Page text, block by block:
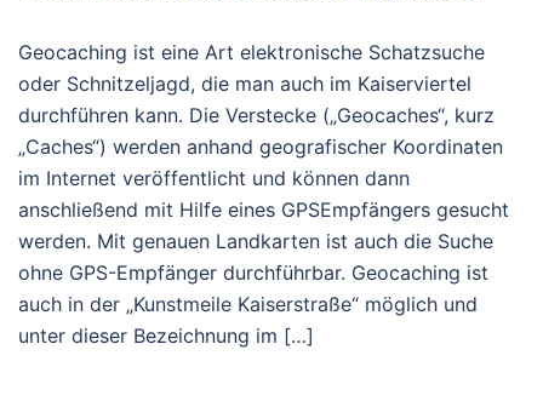
Geocaching ist eine Art elektronische Schatzsuche
oder Schnitzeljagd, die man auch im Kaiserviertel
durchführen kann. Die Verstecke („Geocaches“, kurz
„Caches“) werden anhand geografischer Koordinaten
im Internet veröffentlicht und können dann
anschließend mit Hilfe eines GPSEmpfängers gesucht
werden. Mit genauen Landkarten ist auch die Suche
ohne GPS-Empfänger durchführbar. Geocaching ist
auch in der „Kunstmeile Kaiserstraße“ möglich und
unter dieser Bezeichnung im […]